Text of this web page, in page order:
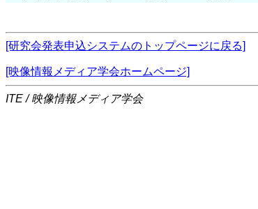
[研究会発表申込システムのトップページに戻る]
[映像情報メディア学会ホームページ]
ITE / 映像情報メディア学会